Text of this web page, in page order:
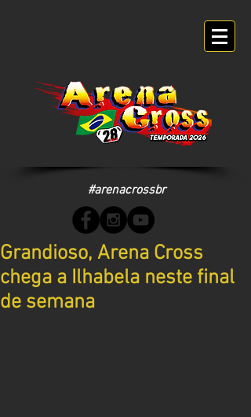
#arenacrossbr
Grandioso, Arena Cross
chega a Ilhabela neste final
de semana